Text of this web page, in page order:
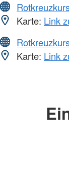
Karte: Link
Karte: Link